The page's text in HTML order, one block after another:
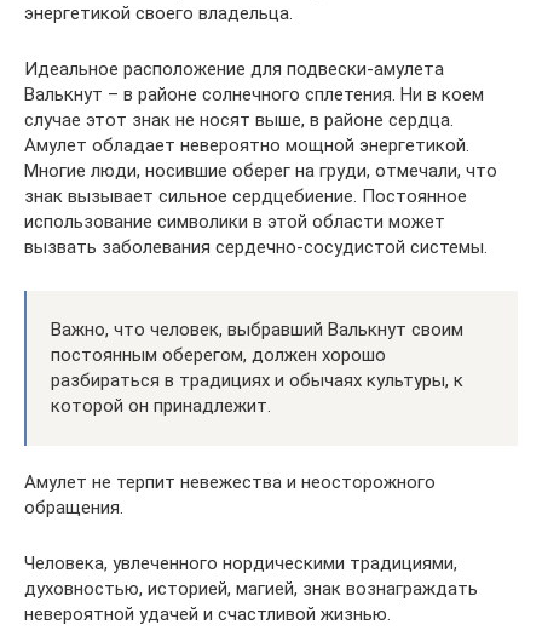
энергетикой своего владельца.
Идеальное расположение для подвески-амулета
Валькнут – в районе солнечного сплетения. Ни в коем
случае этот знак не носят выше, в районе сердца.
Амулет обладает невероятно мощной энергетикой.
Многие люди, носившие оберег на груди, отмечали, что
знак вызывает сильное сердцебиение. Постоянное
использование символики в этой области может
вызвать заболевания сердечно-сосудистой системы.
Важно, что человек, выбравший Валькнут своим
постоянным оберегом, должен хорошо
разбираться в традициях и обычаях культуры, к
которой он принадлежит.
Амулет не терпит невежества и неосторожного
обращения.
Человека, увлеченного нордическими традициями,
духовностью, историей, магией, знак вознаграждать
невероятной удачей и счастливой жизнью.